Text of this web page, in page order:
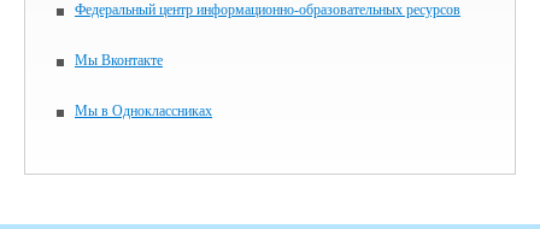
Федеральный центр информационно-образовательных ресурсов
Мы Вконтакте
Мы в Одноклассниках